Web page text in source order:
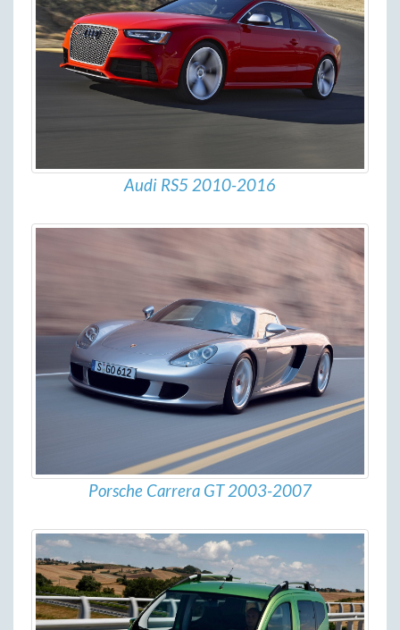
Audi RS5 2010-2016
Porsche Carrera GT 2003-2007